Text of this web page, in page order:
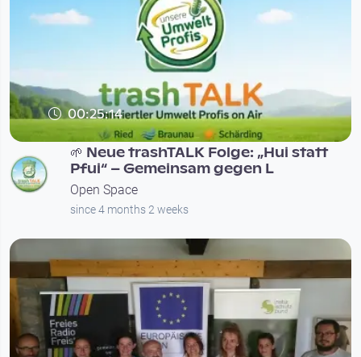
00:25:14
🌱 Neue trashTALK Folge: „Hui statt
Pfui“ – Gemeinsam gegen L
Open Space
since 4 months 2 weeks